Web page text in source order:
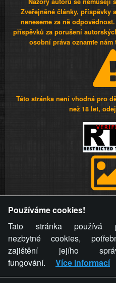
Zveřejněné články, příspěvky
neneseme za ně
příspěvků za porušení
osobní práva oznamte
Táto stránka není vhodná pro
než 18 let,
videa a komentáře. Osoba,
stránky týče, ani osoba, která
stránku, nemůže z důvodu
komentáře pro výše
provozovateli stránky žádný
Používáme cookies!
Tato stránka používá
nezbytné cookies,
zajištění jejího
fungování.
Více informací